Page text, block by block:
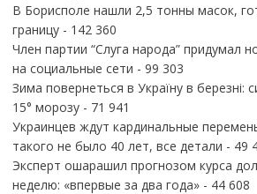
В Борисполе нашли 2,5 тонны масок,
границу- 142 360
Член партии “Слуга народа” придумал
на социальные сети - 99 303
Зима повернеться в Україну в березні:
15° морозу- 71 941
Украинцев ждут кардинальные
такого не было 40 лет, все детали - 49
Эксперт ошарашил прогнозом курса
неделю: «впервые за два года»- 44 608